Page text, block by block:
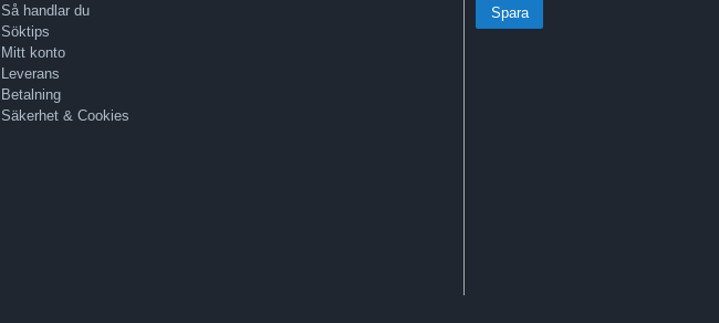
Så handlar du
Söktips
Mitt konto
Leverans
Betalning
Säkerhet & Cookies